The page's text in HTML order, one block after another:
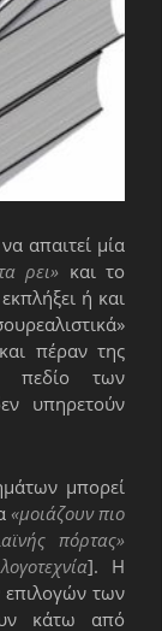
απαιτεί μία
ρει» και το
ή και
πέραν της
πεδίο των
υπηρετούν
μπορεί
«μοιάζουν πιο
πόρτας»
]. Η
επιλογών των
κάτω από